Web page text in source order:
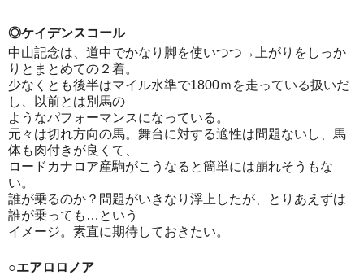
◎ケイデンスコール
中山記念は、道中でかなり脚を使いつつ→上がりをしっか
りとまとめての２着。
少なくとも後半はマイル水準で1800ｍを走っている扱いだ
し、以前とは別馬の
ようなパフォーマンスになっている。
元々は切れ方向の馬。舞台に対する適性は問題ないし、馬
体も肉付きが良くて、
ロードカナロア産駒がこうなると簡単には崩れそうもな
い。
誰が乗るのか？問題がいきなり浮上したが、とりあえずは
誰が乗っても…という
イメージ。素直に期待しておきたい。
○エアロロノア